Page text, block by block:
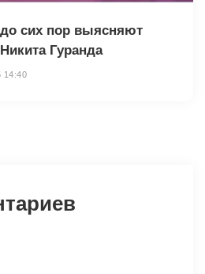
до сих пор выясняют
Гуранда